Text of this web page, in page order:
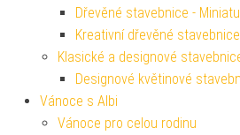
Dřevěné stavebnice -
Kreativní dřevěné stavebnice
Klasické a designové
Designové květinové
Vánoce s Albi
Vánoce pro celou rodinu